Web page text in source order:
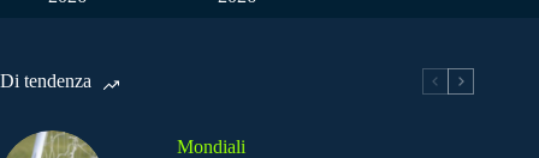
Di tendenza
Mondiali